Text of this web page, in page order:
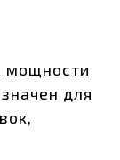
мощности
для